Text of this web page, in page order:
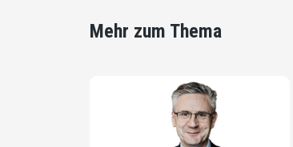
Mehr zum Thema